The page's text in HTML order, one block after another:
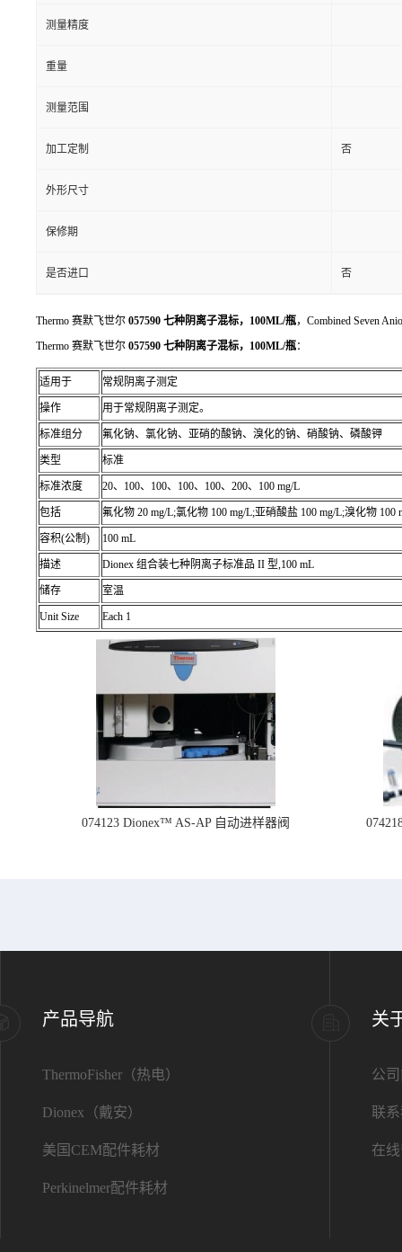
测量精度
重量
测量范围
加工定制 否
外形尺寸
保修期
是否进口 否
Thermo 赛默飞世尔 057590 七种阴离子混标，100ML/瓶，Combined Seven
Thermo 赛默飞世尔 057590 七种阴离子混标，100ML/瓶：
适用于 常规阴离子测定
操作 用于常规阴离子测定。
标准组分 氟化钠、氯化钠、亚硝的酸钠、溴化的钠、硝酸钠、磷酸钾
类型 标准
标准浓度 20、100、100、100、100、200、100 mg/L
包括 氟化物 20 mg/L;氯化物 100 mg/L;亚硝酸盐 100 mg/L;溴化物
容积(公制) 100 mL
描述 Dionex 组合装七种阴离子标准品 II 型,100 mL
储存 室温
Unit Size Each 1
074123 Dionex™ AS-AP 自动进样器阀
产品导航
ThermoFisher（热电）
Dionex（戴安）
美国CEM配件耗材
Perkinelmer配件耗材
关
公
联
在